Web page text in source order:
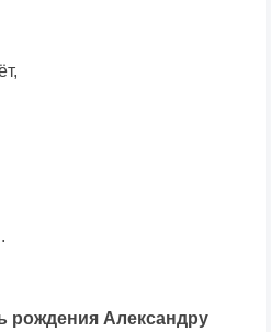
рождения Александру